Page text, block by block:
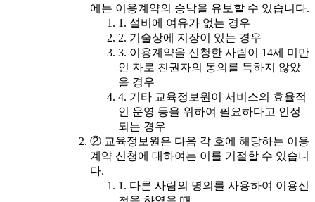
에는 이용계약의 승낙을 유보할 수 있습니다.
1. 설비에 여유가 없는 경우
2. 기술상에 지장이 있는 경우
3. 이용계약을 신청한 사람이 14세 미만
인 자로 친권자의 동의를 득하지 않았
을 경우
4. 기타 교육정보원이 서비스의 효율적
인 운영 등을 위하여 필요하다고 인정
되는 경우
② 교육정보원은 다음 각 호에 해당하는 이용
계약 신청에 대하여는 이를 거절할 수 있습니
다.
1. 다른 사람의 명의를 사용하여 이용신